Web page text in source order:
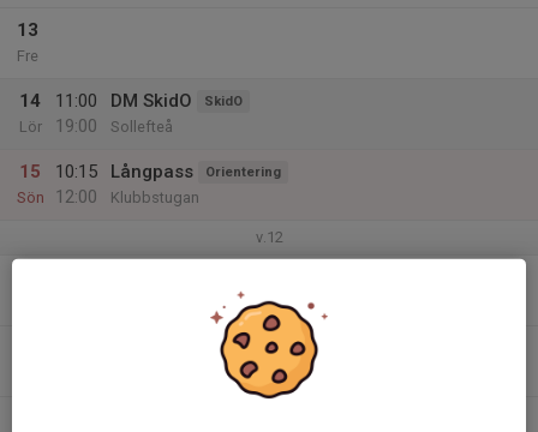
13
Fre
14
Lör
11:00
19:00
DM SkidO SkidO
Sollefteå
15
Sön
10:15
12:00
Långpass Orientering
Klubbstugan
v.12
Själevadskolans idrottshall